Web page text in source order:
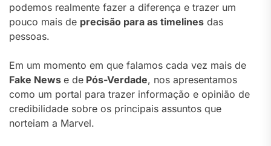
podemos realmente fazer a diferença e trazer um
pouco mais de precisão para as timelines das
pessoas.
Em um momento em que falamos cada vez mais de
Fake News e de Pós-Verdade, nos apresentamos
como um portal para trazer informação e opinião de
credibilidade sobre os principais assuntos que
norteiam a Marvel.